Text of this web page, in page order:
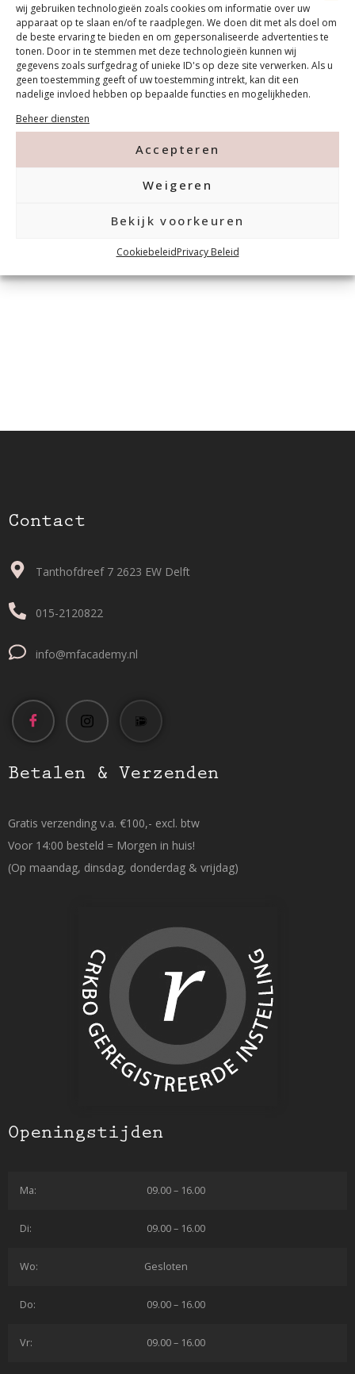
wij gebruiken technologieën zoals cookies om informatie over uw
apparaat op te slaan en/of te raadplegen. We doen dit met als doel om
de beste ervaring te bieden en om gepersonaliseerde advertenties te
tonen. Door in te stemmen met deze technologieën kunnen wij
gegevens zoals surfgedrag of unieke ID's op deze site verwerken. Als u
geen toestemming geeft of uw toestemming intrekt, kan dit een
nadelige invloed hebben op bepaalde functies en mogelijkheden.
Beheer diensten
Accepteren
Weigeren
Bekijk voorkeuren
CookiebeleidPrivacy Beleid
Contact
Tanthofdreef 7 2623 EW Delft
015-2120822
info@mfacademy.nl
Betalen & Verzenden
Gratis verzending v.a. €100,- excl. btw
Voor 14:00 besteld = Morgen in huis!
(Op maandag, dinsdag, donderdag & vrijdag)
Openingstijden
Ma: 09.00 – 16.00
Di: 09.00 – 16.00
Wo: Gesloten
Do: 09.00 – 16.00
Vr: 09.00 – 16.00